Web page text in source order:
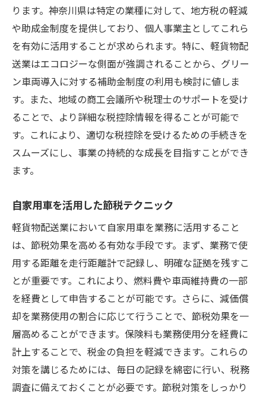
節税対策における最新情報の収集方法
安定した収益を目指すための軽貨物配送業の節
税ガイド
収益確保のための価格設定戦略
利益率を高めるためのコスト管理
長期的な節税計画の立案
顧客満足度を高めるためのサービス改善
繁忙期と閑散期における収益管理
送戦略
新規顧客獲得に向けたマーケティング戦略
地域イベントを活用したプロモーション活
動
現地商習慣に合わせたサービス展開
法人顧客向けの柔軟な契約提案
節税効果を活かした投資戦略
地域コミュニティとの連携でビジネス拡大
ります。神奈川県は特定の業種に対して、地方税の軽減
や助成金制度を提供しており、個人事業主としてこれら
を有効に活用することが求められます。特に、軽貨物配
送業はエコロジーな側面が強調されることから、グリー
ン車両導入に対する補助金制度の利用も検討に値しま
す。また、地域の商工会議所や税理士のサポートを受け
ることで、より詳細な税控除情報を得ることが可能で
す。これにより、適切な税控除を受けるための手続きを
スムーズにし、事業の持続的な成長を目指すことができ
ます。
自家用車を活用した節税テクニック
軽貨物配送業において自家用車を業務に活用すること
は、節税効果を高める有効な手段です。まず、業務で使
用する距離を走行距離計で記録し、明確な証拠を残すこ
とが重要です。これにより、燃料費や車両維持費の一部
を経費として申告することが可能です。さらに、減価償
却を業務使用の割合に応じて行うことで、節税効果を一
層高めることができます。保険料も業務使用分を経費に
計上することで、税金の負担を軽減できます。これらの
対策を講じるためには、毎日の記録を綿密に行い、税務
調査に備えておくことが必要です。節税対策をしっかり